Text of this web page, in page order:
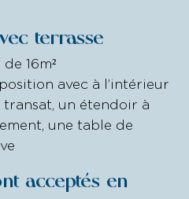
terrasse
16m²
avec à l’intérieur
un étendoir à
une table de
acceptés en